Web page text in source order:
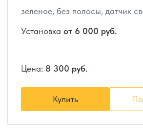
зеленое, без полосы, датчик
Установка от 6 000 руб.
Цена: 8 300 руб.
Купить